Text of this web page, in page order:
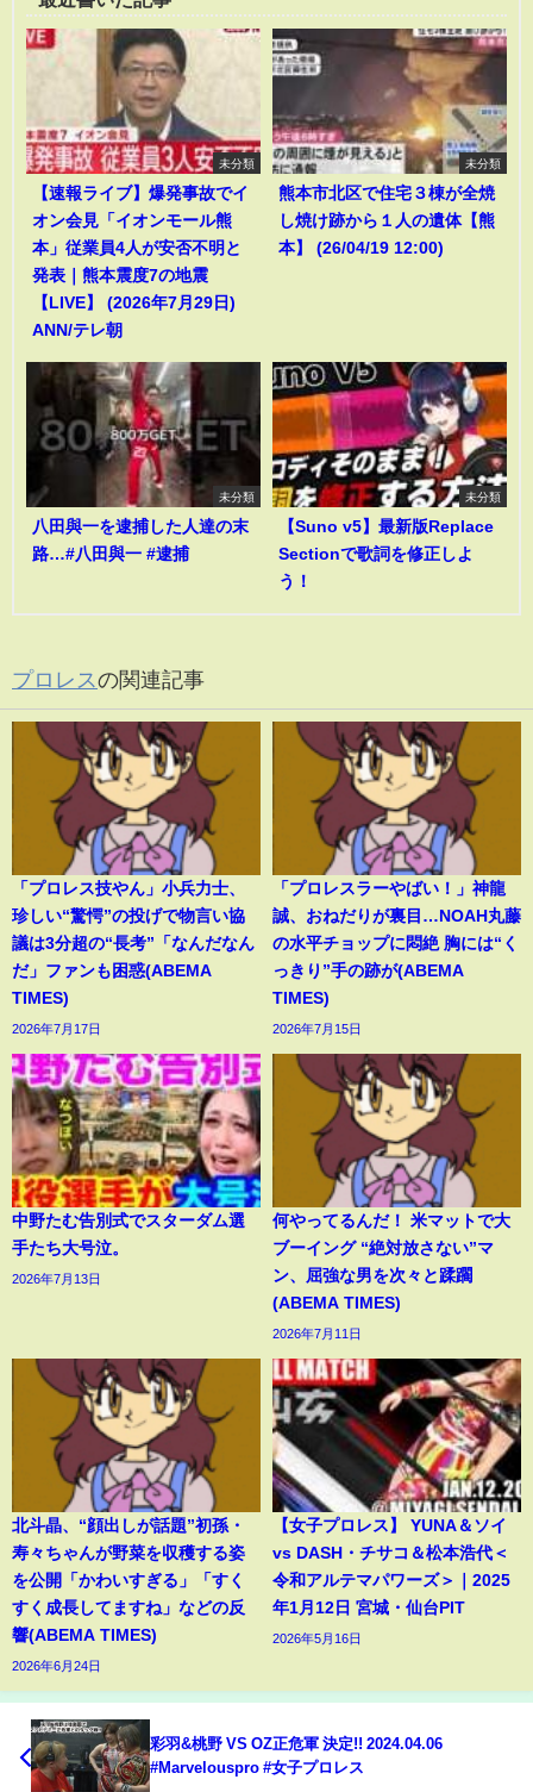
未分類
【速報ライブ】爆発事故でイ
オン会見「イオンモール熊
本」従業員4人が安否不明と
発表｜熊本震度7の地震
【LIVE】 (2026年7月29日)
ANN/テレ朝
未分類
熊本市北区で住宅３棟が全焼
し焼け跡から１人の遺体【熊
本】 (26/04/19 12:00)
未分類
八田與一を逮捕した人達の末
路…#八田與一 #逮捕
未分類
【Suno v5】最新版Replace
Sectionで歌詞を修正しよ
う！
プロレスの関連記事
「プロレス技やん」小兵力士、
珍しい“驚愕”の投げで物言い協
議は3分超の“長考”「なんだなん
だ」ファンも困惑(ABEMA
TIMES)
2026年7月17日
「プロレスラーやばい！」神龍
誠、おねだりが裏目…NOAH丸藤
の水平チョップに悶絶 胸には“く
っきり”手の跡が(ABEMA
TIMES)
2026年7月15日
中野たむ告別式でスターダム選
手たち大号泣。
2026年7月13日
何やってるんだ！ 米マットで大
ブーイング “絶対放さない”マ
ン、屈強な男を次々と蹂躙
(ABEMA TIMES)
2026年7月11日
北斗晶、“顔出しが話題”初孫・
寿々ちゃんが野菜を収穫する姿
を公開「かわいすぎる」「すく
すく成長してますね」などの反
響(ABEMA TIMES)
2026年6月24日
【女子プロレス】 YUNA＆ソイ
vs DASH・チサコ＆松本浩代＜
令和アルテマパワーズ＞｜2025
年1月12日 宮城・仙台PIT
2026年5月16日
彩羽&桃野 VS OZ正危軍 決定!! 2024.04.06
#Marvelouspro #女子プロレス